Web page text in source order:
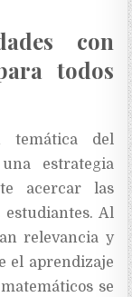
con
todos
temática del
estrategia
acercar las
Al
relevancia y
el aprendizaje
se